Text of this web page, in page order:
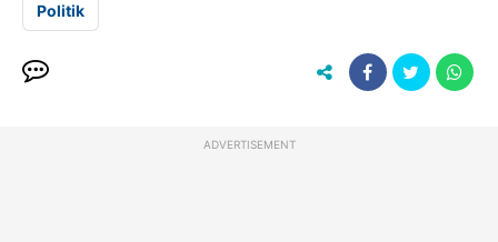
Politik
ADVERTISEMENT